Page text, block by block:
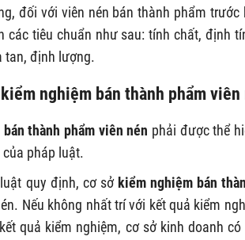
đối với viên nén bán thành phẩm
các tiêu chuẩn như sau: tính chất, định
tan, định lượng.
nghiệm bán thành phẩm viên
thành phẩm viên nén phải được thể
pháp luật.
quy định, cơ sở kiểm nghiệm bán
Nếu không nhất trí với kết quả kiểm
quả kiểm nghiệm, cơ sở kinh doanh